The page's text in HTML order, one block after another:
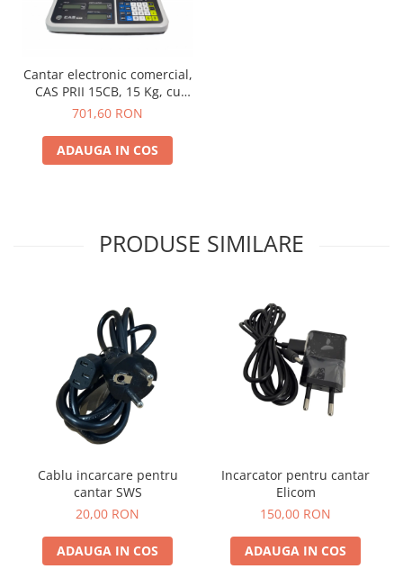
Cantar electronic comercial,
CAS PRII 15CB, 15 Kg, cu
RS232, verificare
701,60 RON
ADAUGA IN COS
PRODUSE SIMILARE
Cablu incarcare pentru
cantar SWS
20,00 RON
ADAUGA IN COS
Incarcator pentru cantar
Elicom
150,00 RON
ADAUGA IN COS